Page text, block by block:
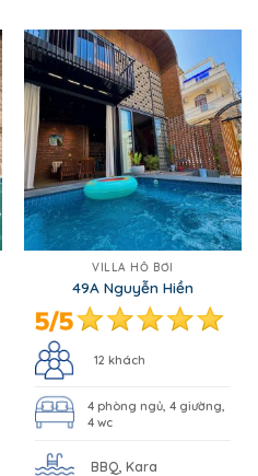
VILLA HỒ BƠI
49A Nguyễn Hiền
12 khách
4 phòng ngủ, 4 giường,
4 wc
BBQ, Kara